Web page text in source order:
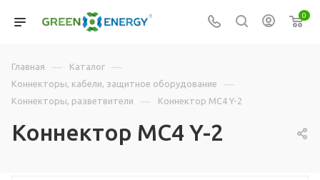
0
Главная — Каталог —
Коннекторы, кабели, защитное оборудование —
Коннекторы, разветвители — Коннектор MC4 Y-2
Коннектор MC4 Y-2